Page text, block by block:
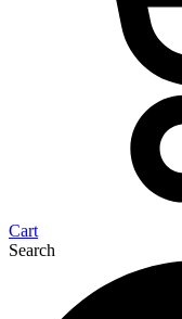
Cart
Search